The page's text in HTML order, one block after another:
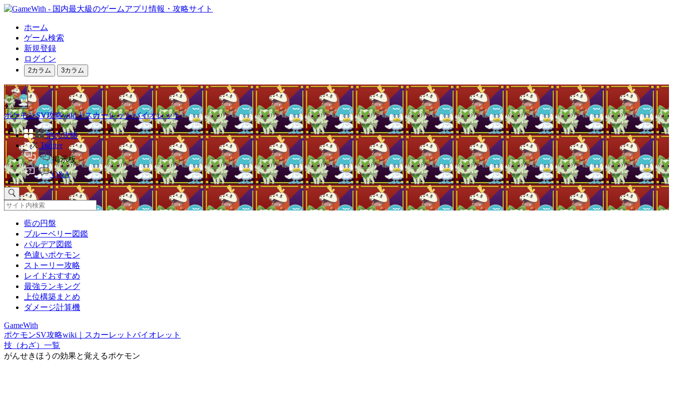
ホーム
ゲーム検索
新規登録
ログイン
2カラム 3カラム
ポケモンSV攻略wiki｜スカーレットバイオレット
他の攻略
Twitter
掲示板
Q&A
藍の円盤
ブルーベリー図鑑
パルデア図鑑
色違いポケモン
ストーリー攻略
レイドおすすめ
最強ランキング
上位構築まとめ
ダメージ計算機
GameWith
ポケモンSV攻略wiki｜スカーレットバイオレット
技（わざ）一覧
がんせきほうの効果と覚えるポケモン